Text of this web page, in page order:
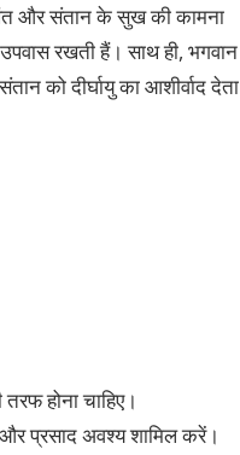
और संतान के सुख की कामना
रखती हैं। साथ ही, भगवान
को दीर्घायु का आशीर्वाद देता
होना चाहिए।
प्रसाद अवश्य शामिल करें।